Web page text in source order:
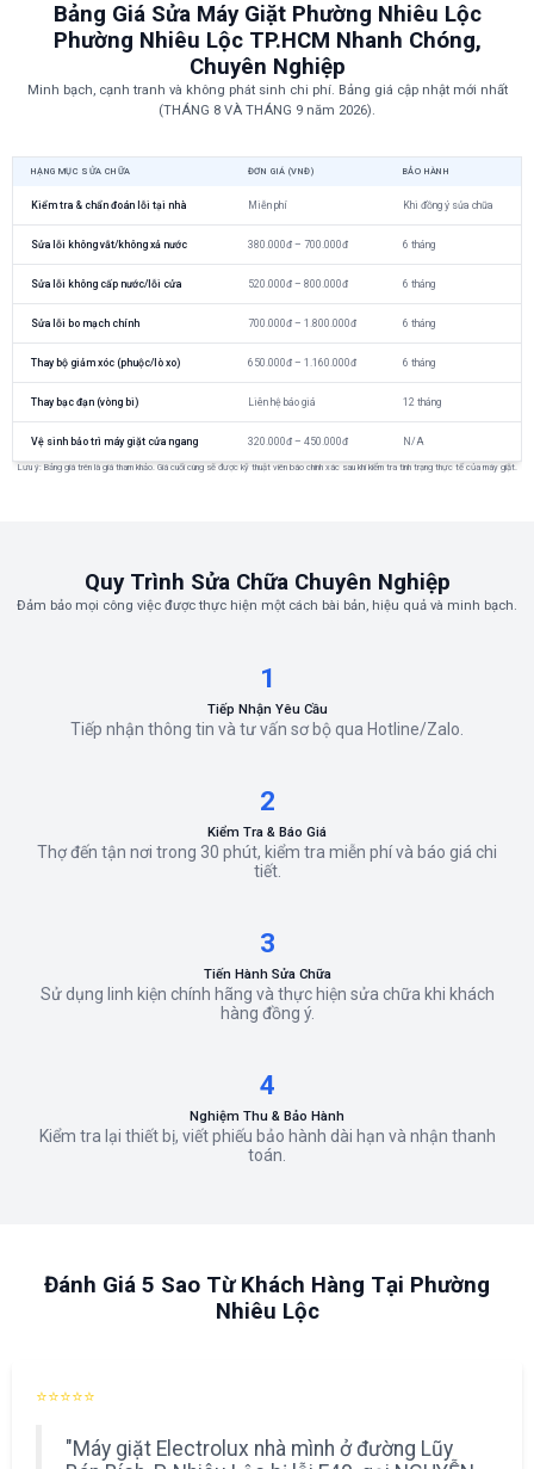
Bảng Giá Sửa Máy Giặt Phường Nhiêu Lộc
Phường Nhiêu Lộc TP.HCM Nhanh Chóng,
Chuyên Nghiệp
Minh bạch, cạnh tranh và không phát sinh chi phí. Bảng giá cập nhật mới nhất
(THÁNG 8 VÀ THÁNG 9 năm 2026).
HẠNG MỤC SỬA CHỮA ĐƠN GIÁ (VNĐ) BẢO HÀNH
Kiểm tra & chẩn đoán lỗi tại nhà Miễn phí Khi đồng ý sửa chữa
Sửa lỗi không vắt/không xả nước 380.000đ – 700.000đ 6 tháng
Sửa lỗi không cấp nước/lỗi cửa 520.000đ – 800.000đ 6 tháng
Sửa lỗi bo mạch chính 700.000đ – 1.800.000đ 6 tháng
Thay bộ giảm xóc (phuộc/lò xo) 650.000đ – 1.160.000đ 6 tháng
Thay bạc đạn (vòng bi) Liên hệ báo giá 12 tháng
Vệ sinh bảo trì máy giặt cửa ngang 320.000đ – 450.000đ N/A
Lưu ý: Bảng giá trên là giá tham khảo. Giá cuối cùng sẽ được kỹ thuật viên báo chính xác sau khi kiểm tra tình trạng thực tế của máy giặt.
Quy Trình Sửa Chữa Chuyên Nghiệp
Đảm bảo mọi công việc được thực hiện một cách bài bản, hiệu quả và minh bạch.
1
Tiếp Nhận Yêu Cầu
Tiếp nhận thông tin và tư vấn sơ bộ qua Hotline/Zalo.
2
Kiểm Tra & Báo Giá
Thợ đến tận nơi trong 30 phút, kiểm tra miễn phí và báo giá chi
tiết.
3
Tiến Hành Sửa Chữa
Sử dụng linh kiện chính hãng và thực hiện sửa chữa khi khách
hàng đồng ý.
4
Nghiệm Thu & Bảo Hành
Kiểm tra lại thiết bị, viết phiếu bảo hành dài hạn và nhận thanh
toán.
Đánh Giá 5 Sao Từ Khách Hàng Tại Phường
Nhiêu Lộc
⭐⭐⭐⭐⭐
"Máy giặt Electrolux nhà mình ở đường Lũy